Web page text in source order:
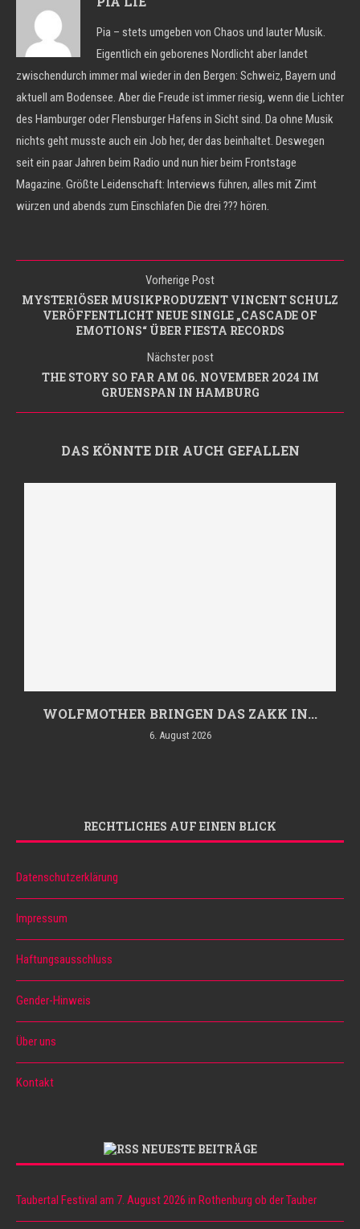
Pia – stets umgeben von Chaos und lauter Musik.
Eigentlich ein geborenes Nordlicht aber landet
zwischendurch immer mal wieder in den Bergen: Schweiz, Bayern und
aktuell am Bodensee. Aber die Freude ist immer riesig, wenn die Lichter
des Hamburger oder Flensburger Hafens in Sicht sind. Da ohne Musik
nichts geht musste auch ein Job her, der das beinhaltet. Deswegen
seit ein paar Jahren beim Radio und nun hier beim Frontstage
Magazine. Größte Leidenschaft: Interviews führen, alles mit Zimt
würzen und abends zum Einschlafen Die drei ??? hören.
Vorherige Post
MYSTERIÖSER MUSIKPRODUZENT VINCENT SCHULZ
VERÖFFENTLICHT NEUE SINGLE „CASCADE OF
EMOTIONS“ ÜBER FIESTA RECORDS
Nächster post
THE STORY SO FAR AM 06. NOVEMBER 2024 IM
GRUENSPAN IN HAMBURG
DAS KÖNNTE DIR AUCH GEFALLEN
WOLFMOTHER BRINGEN DAS ZAKK IN...
6. August 2026
RECHTLICHES AUF EINEN BLICK
Datenschutzerklärung
Impressum
Haftungsausschluss
Gender-Hinweis
Über uns
Kontakt
NEUESTE BEITRÄGE
Taubertal Festival am 7. August 2026 in Rothenburg ob der Tauber